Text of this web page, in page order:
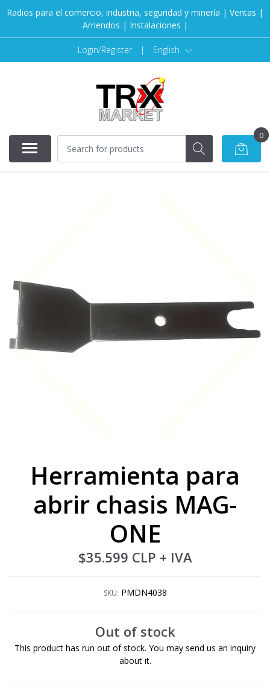
Radios para el comercio, industria, seguridad y minería | Ventas |
Arriendos | Instalaciones |
Login/Register | English
0
Herramienta para
abrir chasis MAG-
ONE
$35.599 CLP + IVA
SKU: PMDN4038
Out of stock
This product has run out of stock. You may send us an inquiry
about it.